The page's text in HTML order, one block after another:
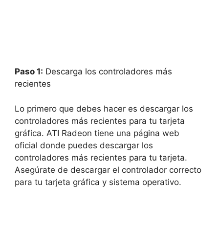
Paso 1: Descarga los controladores más
recientes
Lo primero que debes hacer es descargar los
controladores más recientes para tu tarjeta
gráfica. ATI Radeon tiene una página web
oficial donde puedes descargar los
controladores más recientes para tu tarjeta.
Asegúrate de descargar el controlador correcto
para tu tarjeta gráfica y sistema operativo.